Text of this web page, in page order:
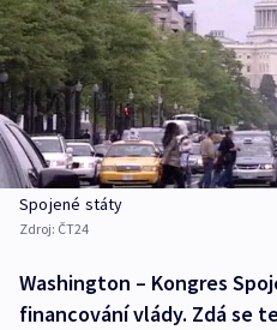
Spojené státy
Zdroj: ČT24
Washington – Kongres
financování vlády. Zdá se